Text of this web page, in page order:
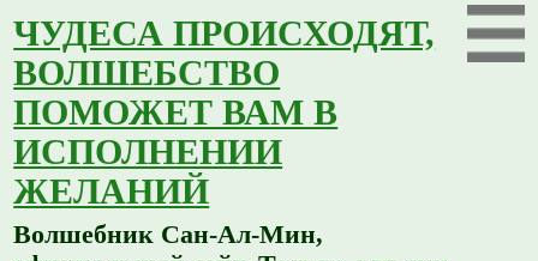
ЧУДЕСА ПРОИСХОДЯТ,
ВОЛШЕБСТВО
ПОМОЖЕТ ВАМ В
ИСПОЛНЕНИИ
ЖЕЛАНИЙ
Волшебник Сан-Ал-Мин,